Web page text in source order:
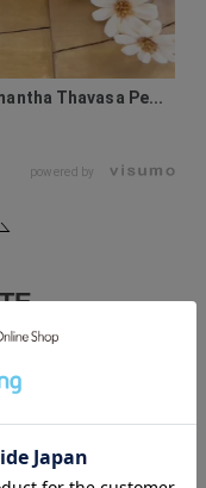
Thavasa Pe...
powered by